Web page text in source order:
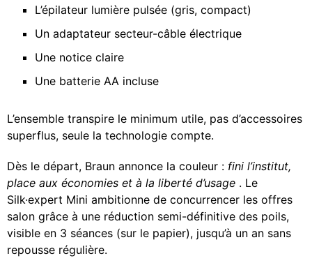
L’épilateur lumière pulsée (gris, compact)
Un adaptateur secteur-câble électrique
Une notice claire
Une batterie AA incluse
L’ensemble transpire le minimum utile, pas d’accessoires
superflus, seule la technologie compte.
Dès le départ, Braun annonce la couleur : fini l’institut,
place aux économies et à la liberté d’usage . Le
Silk·expert Mini ambitionne de concurrencer les offres
salon grâce à une réduction semi-définitive des poils,
visible en 3 séances (sur le papier), jusqu’à un an sans
repousse régulière.